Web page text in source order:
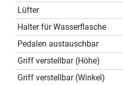
Lüfter
Halter für Wasserflasche
Pedalen austauschbar
Griff verstellbar (Höhe)
Griff verstellbar (Winkel)